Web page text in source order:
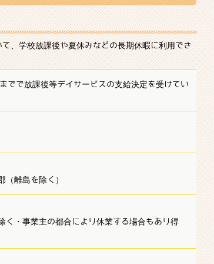
、学校放課後や夏休みなどの長期休暇に利用でき
でで放課後等デイサービスの支給決定を受けてい
（離島を除く）
・事業主の都合により休業する場合もあり得